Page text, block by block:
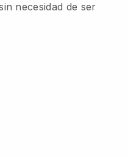
necesidad de ser